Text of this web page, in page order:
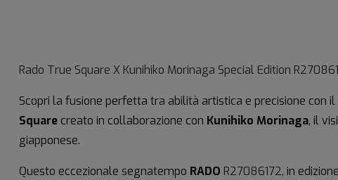
Rado True Square X Kunihiko Morinaga Special Edition
Scopri la fusione perfetta tra abilità artistica e precisione con il
Squarecreato in collaborazione con Kunihiko Morinaga, il
giapponese.
Questo eccezionale segnatempo RADO R27086172, in